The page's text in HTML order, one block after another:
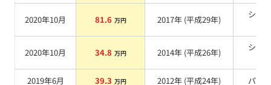
2020年10月 81.6 万円 2017年 (平成29年)
シル
2020年10月 34.8 万円 2014年 (平成26年)
シル
2019年6月
39.3 万円 2012年 (平成24年) パール